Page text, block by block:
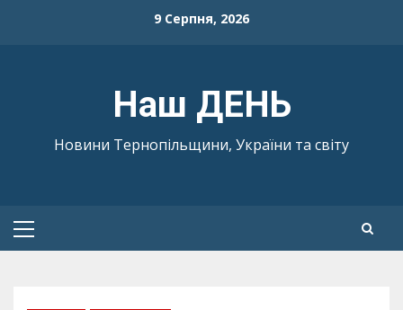
9 Серпня, 2026
Наш ДЕНЬ
Новини Тернопільщини, України та світу
Primary